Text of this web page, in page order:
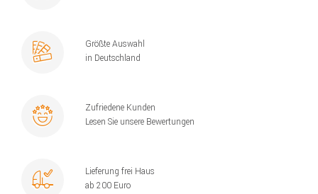
Größte Auswahl
in Deutschland
Zufriedene Kunden
Lesen Sie unsere Bewertungen
Lieferung frei Haus
ab 200 Euro